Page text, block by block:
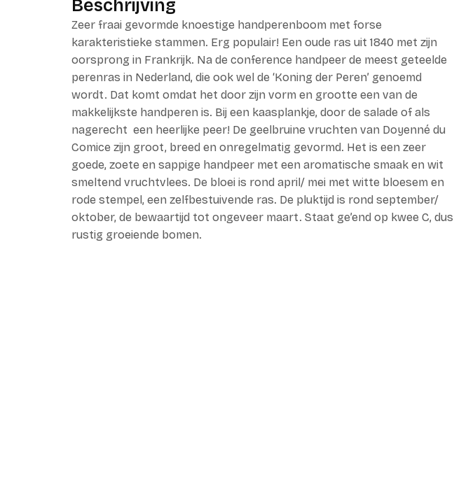
Beschrijving
Zeer fraai gevormde knoestige handperenboom met forse
karakteristieke stammen. Erg populair! Een oude ras uit 1840 met zijn
oorsprong in Frankrijk. Na de conference handpeer de meest geteelde
perenras in Nederland, die ook wel de ‘Koning der Peren’ genoemd
wordt. Dat komt omdat het door zijn vorm en grootte een van de
makkelijkste handperen is. Bij een kaasplankje, door de salade of als
nagerecht een heerlijke peer! De geelbruine vruchten van Doyenné du
Comice zijn groot, breed en onregelmatig gevormd. Het is een zeer
goede, zoete en sappige handpeer met een aromatische smaak en wit
smeltend vruchtvlees. De bloei is rond april/ mei met witte bloesem en
rode stempel, een zelfbestuivende ras. De pluktijd is rond september/
oktober, de bewaartijd tot ongeveer maart. Staat ge’end op kwee C, dus
rustig groeiende bomen.